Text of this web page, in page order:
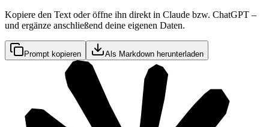
Kopiere den Text oder öffne ihn direkt in Claude bzw. ChatGPT –
und ergänze anschließend deine eigenen Daten.
Prompt kopieren Als Markdown herunterladen